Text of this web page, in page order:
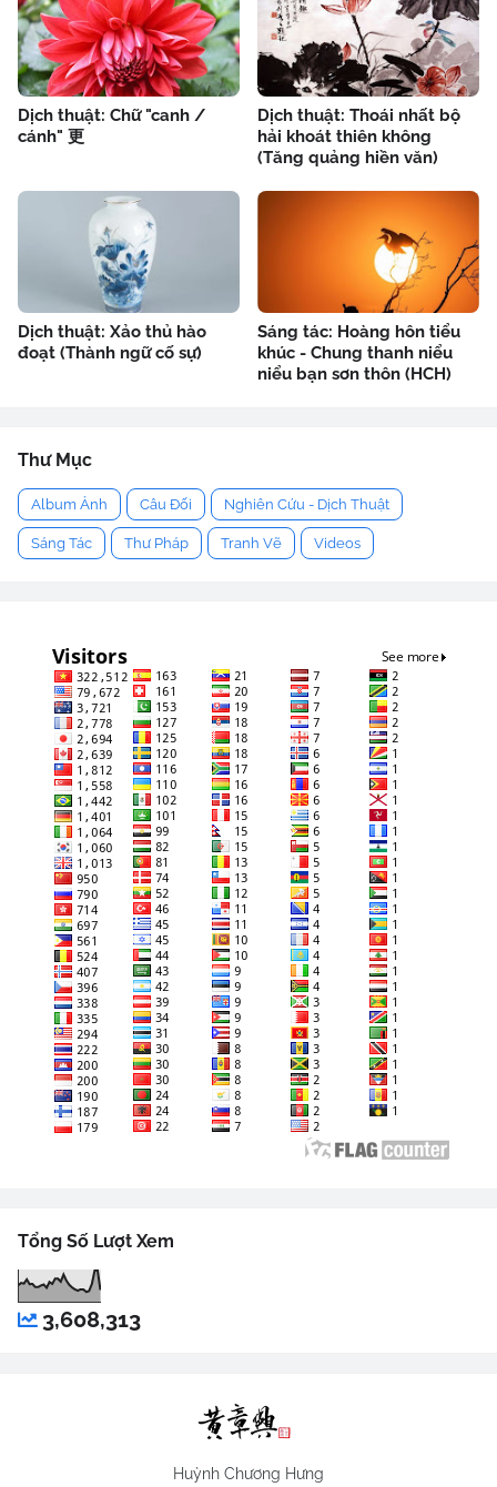
Dịch thuật: Chữ "canh /
cánh" 更
Dịch thuật: Thoái nhất bộ
hải khoát thiên không
(Tăng quảng hiền văn)
Dịch thuật: Xảo thủ hào
đoạt (Thành ngữ cố sự)
Sáng tác: Hoàng hôn tiểu
khúc - Chung thanh niểu
niểu bạn sơn thôn (HCH)
Thư Mục
Album Ảnh Câu Đối Nghiên Cứu - Dịch Thuật
Sáng Tác Thư Pháp Tranh Vẽ Videos
Tổng Số Lượt Xem
3,608,313
Huỳnh Chương Hưng